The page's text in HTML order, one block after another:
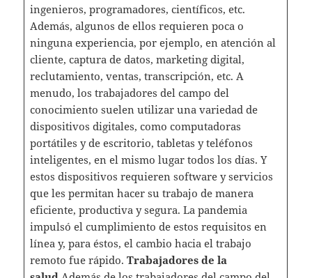
ingenieros, programadores, científicos, etc.
Además, algunos de ellos requieren poca o
ninguna experiencia, por ejemplo, en atención al
cliente, captura de datos, marketing digital,
reclutamiento, ventas, transcripción, etc. A
menudo, los trabajadores del campo del
conocimiento suelen utilizar una variedad de
dispositivos digitales, como computadoras
portátiles y de escritorio, tabletas y teléfonos
inteligentes, en el mismo lugar todos los días. Y
estos dispositivos requieren software y servicios
que les permitan hacer su trabajo de manera
eficiente, productiva y segura. La pandemia
impulsó el cumplimiento de estos requisitos en
línea y, para éstos, el cambio hacia el trabajo
remoto fue rápido. Trabajadores de la